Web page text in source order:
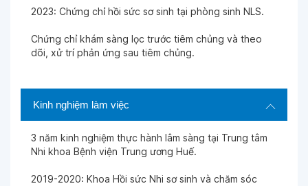
2023: Chứng chỉ hồi sức sơ sinh tại phòng sinh NLS.
Chứng chỉ khám sàng lọc trước tiêm chủng và theo
dõi, xử trí phản ứng sau tiêm chủng.
Kinh nghiệm làm việc
3 năm kinh nghiệm thực hành lâm sàng tại Trung tâm
Nhi khoa Bệnh viện Trung ương Huế.
2019-2020: Khoa Hồi sức Nhi sơ sinh và chăm sóc
Ngày 01-04-2026
Ngày 28-03-2026